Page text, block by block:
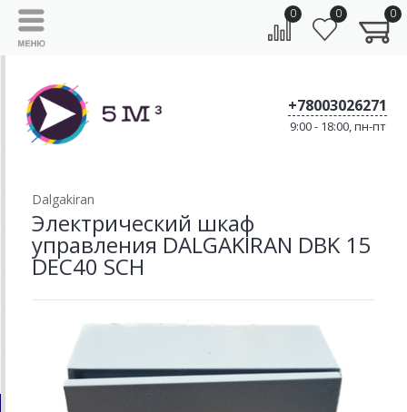
0 0 0
+78003026271
9:00 - 18:00, пн-пт
Dalgakiran
Электрический шкаф
управления DALGAKIRAN DBK 15
DEC40 SCH